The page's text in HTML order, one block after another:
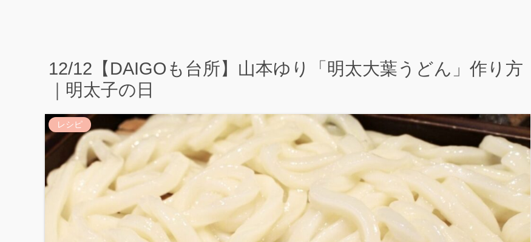
12/12【DAIGOも台所】山本ゆり「明太大葉うどん」作り方
｜明太子の日
レシピ